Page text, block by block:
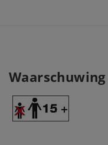
Waarschuwing